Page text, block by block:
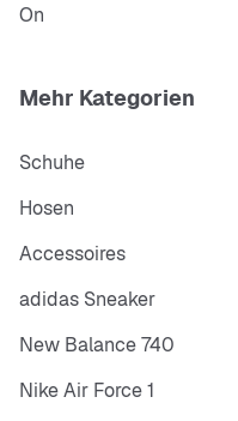
On
Mehr Kategorien
Schuhe
Hosen
Accessoires
adidas Sneaker
New Balance 740
Nike Air Force 1